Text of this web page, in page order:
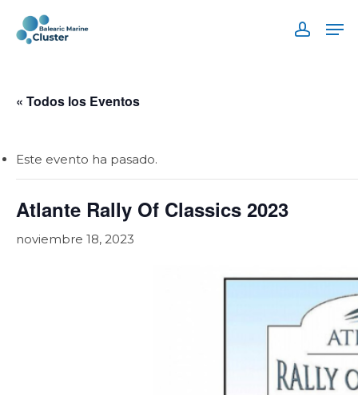
main
« Todos los Eventos
Este evento ha pasado.
Atlante Rally Of Classics 2023
noviembre 18, 2023